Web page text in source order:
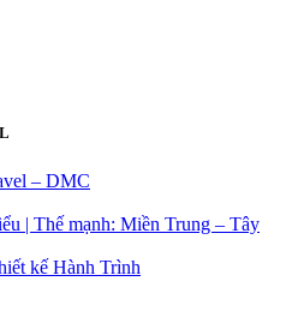
– DMC
| Thế mạnh: Miền Trung – Tây
kế Hành Trình